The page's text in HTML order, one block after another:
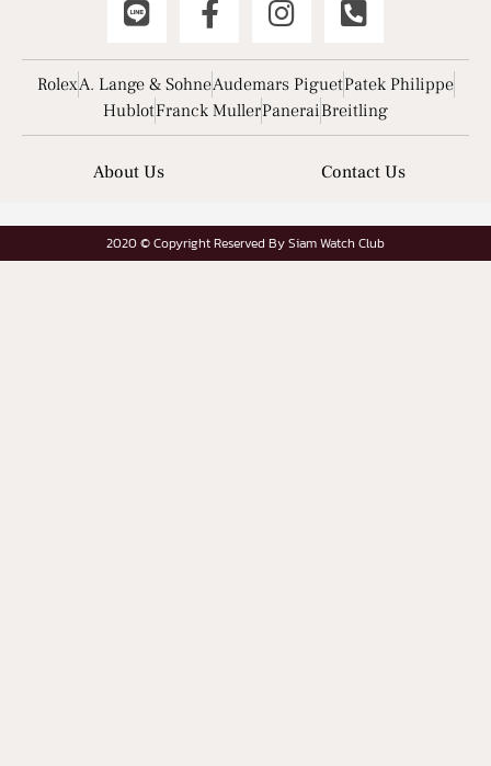
RolexA. Lange & SohneAudemars PiguetPatek Philippe
HublotFranck MullerPaneraiBreitling
About Us Contact Us
2020 © Copyright Reserved By Siam Watch Club